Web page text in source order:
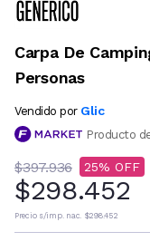
Carpa De
Personas
Vendido por Glic
Producto
$397.936 25
$298.452
Precio s/imp. nac. $298.452